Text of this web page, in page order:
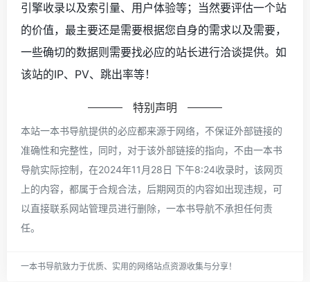
引擎收录以及索引量、用户体验等；当然要评估一个站
的价值，最主要还是需要根据您自身的需求以及需要，
一些确切的数据则需要找必应的站长进行洽谈提供。如
该站的IP、PV、跳出率等！
特别声明
本站一本书导航提供的必应都来源于网络，不保证外部链接的
准确性和完整性，同时，对于该外部链接的指向，不由一本书
导航实际控制，在2024年11月28日 下午8:24收录时，该网页
上的内容，都属于合规合法，后期网页的内容如出现违规，可
以直接联系网站管理员进行删除，一本书导航不承担任何责
任。
一本书导航致力于优质、实用的网络站点资源收集与分享！